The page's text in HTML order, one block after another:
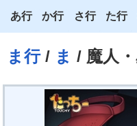
ま行/ ま / 魔人・星四
あ行
い
か行
き
く
さ行
し
す
せ
た行
ち
つ
て